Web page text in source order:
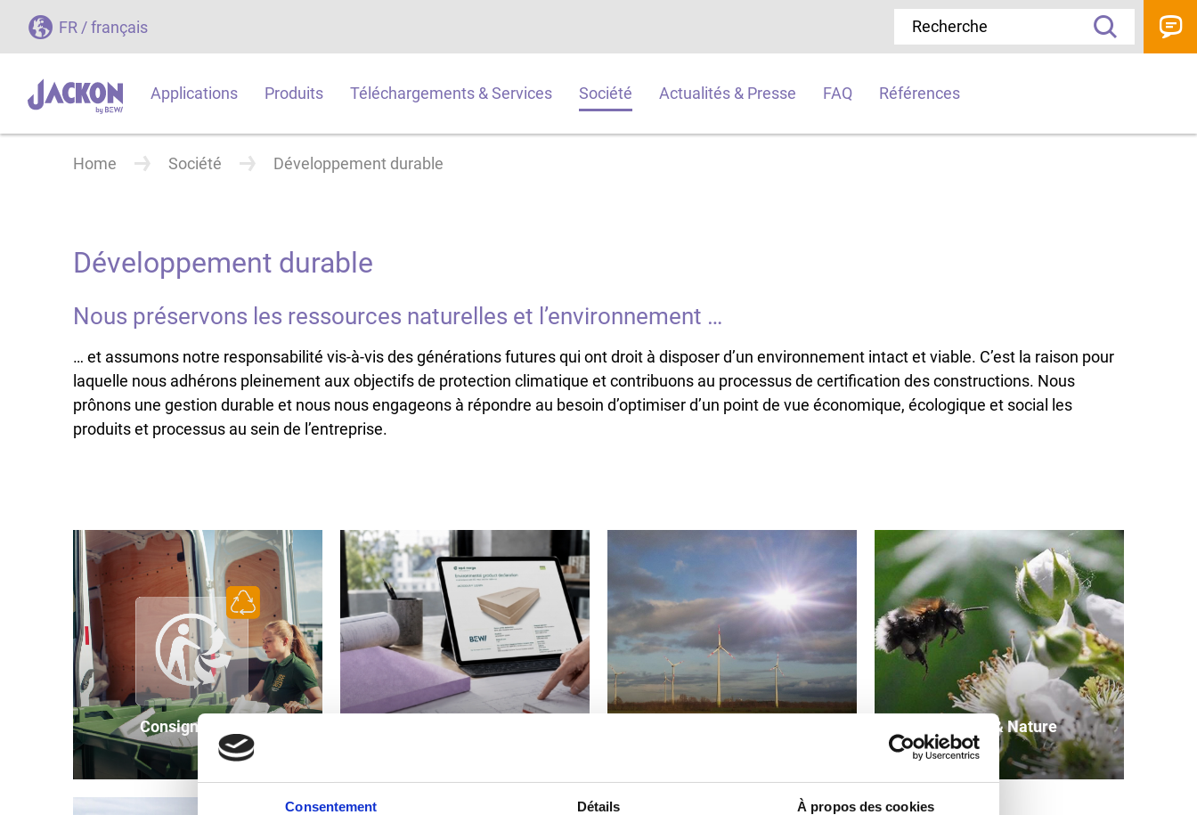
Consentement Détails À propos des cookies
Applications Produits Téléchargements & Services Société Actualités & Presse FAQ Références
FR / français
Home Société Développement durable
Développement durable
Nous préservons les ressources naturelles et l’environnement …
… et assumons notre responsabilité vis-à-vis des générations futures qui ont droit à disposer d’un environnement intact et viable. C’est la raison pour
laquelle nous adhérons pleinement aux objectifs de protection climatique et contribuons au processus de certification des constructions. Nous
prônons une gestion durable et nous nous engageons à répondre au besoin d’optimiser d’un point de vue économique, écologique et social les
produits et processus au sein de l’entreprise.
Consignes de tri Climat & Nature